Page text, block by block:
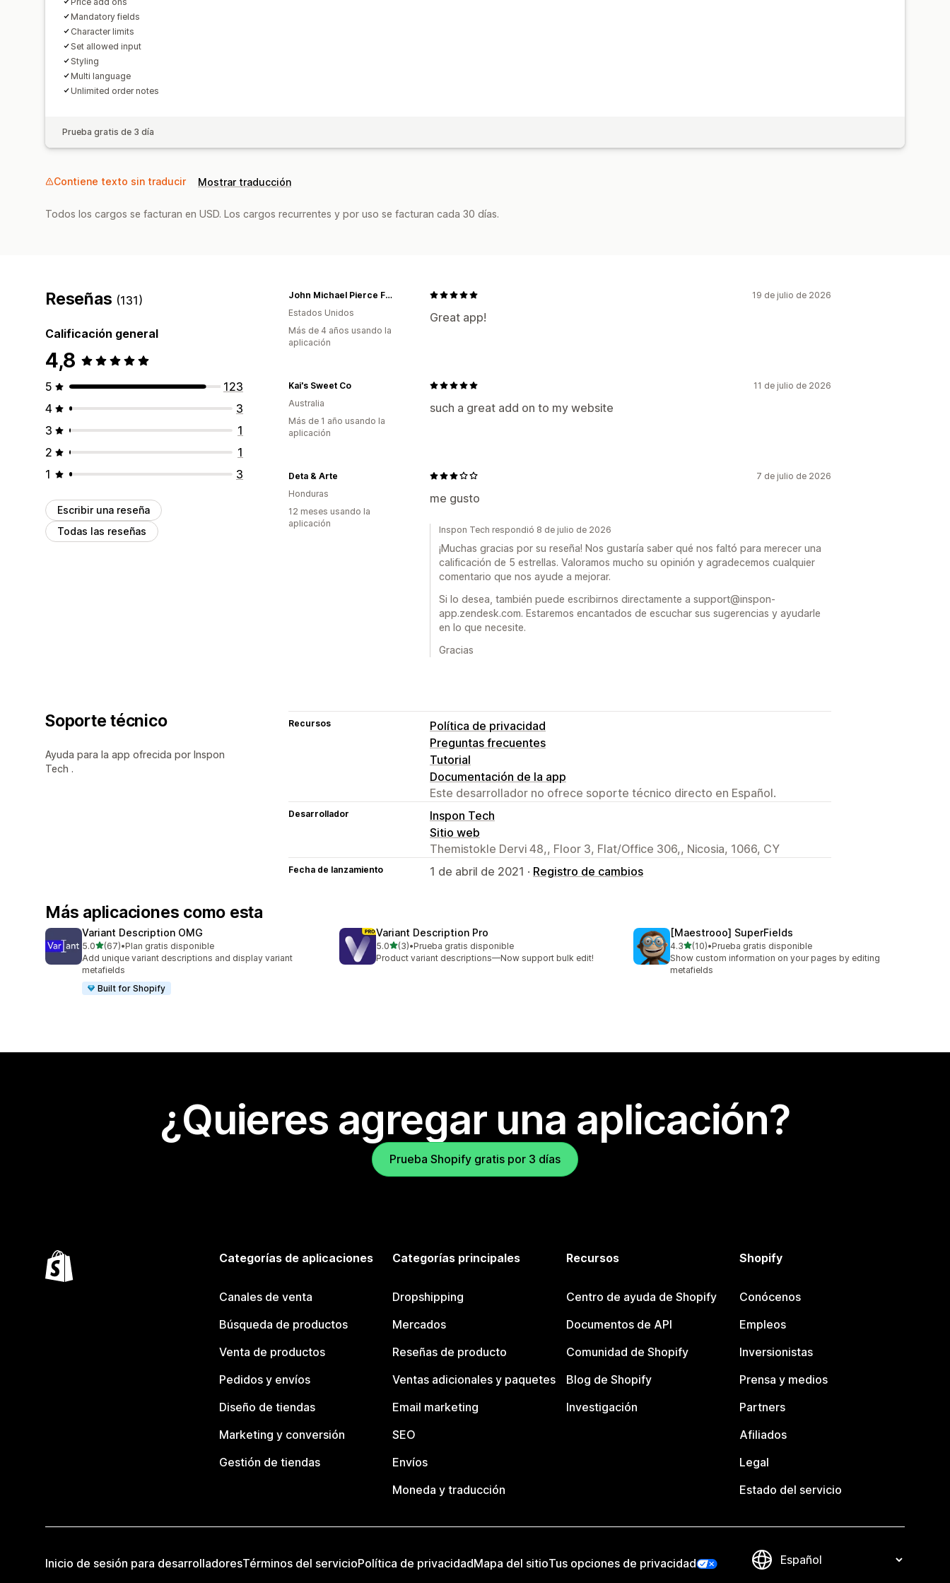
Mandatory fields
Character limits
Set allowed input
Styling
Multi language
Unlimited order notes
Prueba gratis de 3 día
Contiene texto sin traducir Mostrar traducción
Todos los cargos se facturan en USD. Los cargos recurrentes y por uso se facturan cada 30 días.
Reseñas (131)
Calificación general
4,8
5
123
4
3
3
1
2
1
1
3
Escribir una reseña
Todas las reseñas
19 de julio de 2026
Great app!
John Michael Pierce Foundation
Estados Unidos
Más de 4 años usando la
aplicación
11 de julio de 2026
such a great add on to my website
Kai's Sweet Co
Australia
Más de 1 año usando la
aplicación
7 de julio de 2026
me gusto
Deta & Arte
Honduras
12 meses usando la
aplicación
Inspon Tech respondió 8 de julio de 2026
¡Muchas gracias por su reseña! Nos gustaría saber qué nos faltó para merecer una
calificación de 5 estrellas. Valoramos mucho su opinión y agradecemos cualquier
comentario que nos ayude a mejorar.
Si lo desea, también puede escribirnos directamente a support@inspon-
app.zendesk.com. Estaremos encantados de escuchar sus sugerencias y ayudarle
en lo que necesite.
Gracias
Soporte técnico
Ayuda para la app ofrecida por Inspon
Tech .
Recursos
Política de privacidad
Preguntas frecuentes
Tutorial
Documentación de la app
Este desarrollador no ofrece soporte técnico directo en Español.
Desarrollador
Inspon Tech
Sitio web
Themistokle Dervi 48,, Floor 3, Flat/Office 306,, Nicosia, 1066, CY
Fecha de lanzamiento 1 de abril de 2021 · Registro de cambios
Más aplicaciones como esta
Variant Description OMG
5.0de 5 estrellas
(67)
67 reseñas en total
•Plan gratis disponible
Add unique variant descriptions and display variant
metafields
Built for Shopify
Variant Description Pro
5.0de 5 estrellas
(3)
3 reseñas en total
•Prueba gratis disponible
Product variant descriptions—Now support bulk edit!
[Maestrooo] SuperFields
4.3de 5 estrellas
(10)
10 reseñas en total
•Prueba gratis disponible
Show custom information on your pages by editing
metafields
¿Quieres agregar una aplicación?
Prueba Shopify gratis por 3 días
Categorías de aplicaciones
Canales de venta
Búsqueda de productos
Venta de productos
Pedidos y envíos
Diseño de tiendas
Marketing y conversión
Gestión de tiendas
Categorías principales
Dropshipping
Mercados
Reseñas de producto
Ventas adicionales y paquetes
Email marketing
SEO
Envíos
Moneda y traducción
Recursos
Centro de ayuda de Shopify
Documentos de API
Comunidad de Shopify
Blog de Shopify
Investigación
Shopify
Conócenos
Empleos
Inversionistas
Prensa y medios
Partners
Afiliados
Legal
Estado del servicio
Inicio de sesión para desarrolladoresTérminos del servicioPolítica de privacidadMapa del sitioTus opciones de privacidad